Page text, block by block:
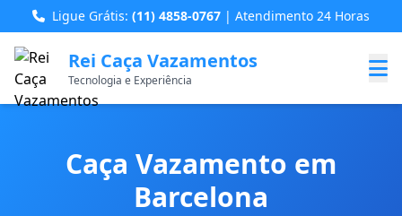
Ligue Grátis: (11) 4858-0767 | Atendimento 24 Horas
Rei Caça Vazamentos
Tecnologia e Experiência
Caça Vazamento em
Barcelona